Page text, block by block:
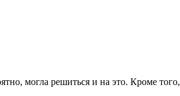
могла решиться и на это. Кроме